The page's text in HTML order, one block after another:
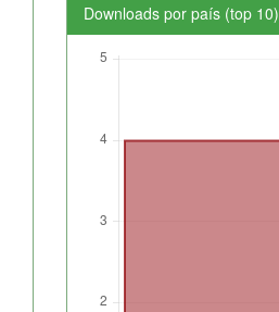
Downloads por país (top 10)